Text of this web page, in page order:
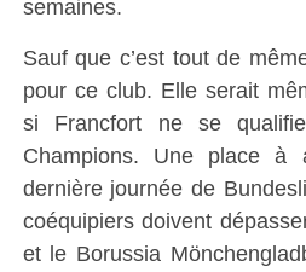
semaines.
Sauf que c’est tout de
pour ce club. Elle serait
si Francfort ne se
Champions. Une place à
dernière journée de
coéquipiers doivent
et le Borussia